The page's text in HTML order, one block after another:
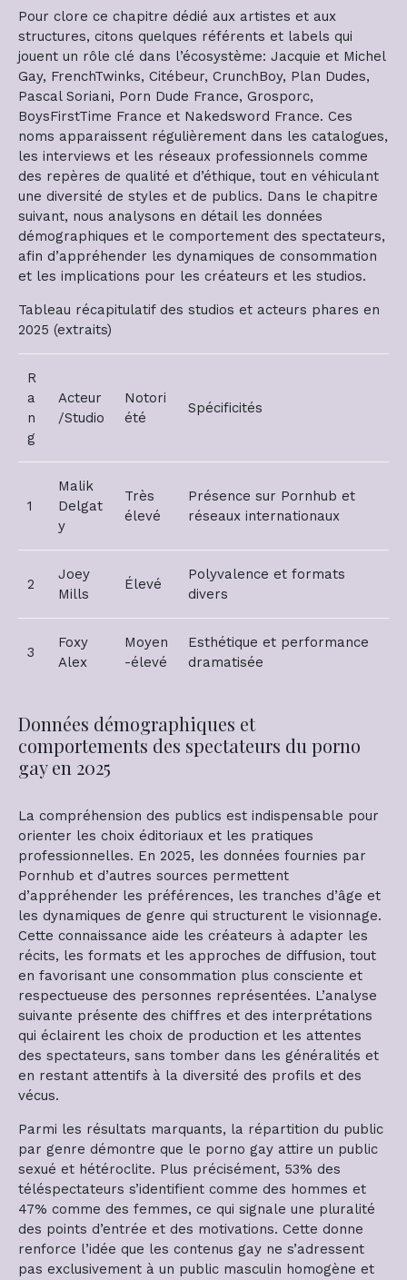
Pour clore ce chapitre dédié aux artistes et aux
structures, citons quelques référents et labels qui
jouent un rôle clé dans l’écosystème: Jacquie et Michel
Gay, FrenchTwinks, Citébeur, CrunchBoy, Plan Dudes,
Pascal Soriani, Porn Dude France, Grosporc,
BoysFirstTime France et Nakedsword France. Ces
noms apparaissent régulièrement dans les catalogues,
les interviews et les réseaux professionnels comme
des repères de qualité et d’éthique, tout en véhiculant
une diversité de styles et de publics. Dans le chapitre
suivant, nous analysons en détail les données
démographiques et le comportement des spectateurs,
afin d’appréhender les dynamiques de consommation
et les implications pour les créateurs et les studios.
Tableau récapitulatif des studios et acteurs phares en
2025 (extraits)
R
a
n
g
Acteur
/Studio
Notori
été
Spécificités
1
Malik
Delgat
y
Très
élevé
Présence sur Pornhub et
réseaux internationaux
2
Joey
Mills
Élevé
Polyvalence et formats
divers
3
Foxy
Alex
Moyen
-élevé
Esthétique et performance
dramatisée
Données démographiques et
comportements des spectateurs du porno
gay en 2025
La compréhension des publics est indispensable pour
orienter les choix éditoriaux et les pratiques
professionnelles. En 2025, les données fournies par
Pornhub et d’autres sources permettent
d’appréhender les préférences, les tranches d’âge et
les dynamiques de genre qui structurent le visionnage.
Cette connaissance aide les créateurs à adapter les
récits, les formats et les approches de diffusion, tout
en favorisant une consommation plus consciente et
respectueuse des personnes représentées. L’analyse
suivante présente des chiffres et des interprétations
qui éclairent les choix de production et les attentes
des spectateurs, sans tomber dans les généralités et
en restant attentifs à la diversité des profils et des
vécus.
Parmi les résultats marquants, la répartition du public
par genre démontre que le porno gay attire un public
sexué et hétéroclite. Plus précisément, 53% des
téléspectateurs s’identifient comme des hommes et
47% comme des femmes, ce qui signale une pluralité
des points d’entrée et des motivations. Cette donne
renforce l’idée que les contenus gay ne s’adressent
pas exclusivement à un public masculin homogène et